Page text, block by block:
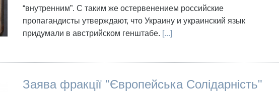
“внутренним”. С таким же остервенением российские
пропагандисты утверждают, что Украину и украинский язык
придумали в австрийском генштабе. [...]
Заява фракції "Європейська Солідарність"